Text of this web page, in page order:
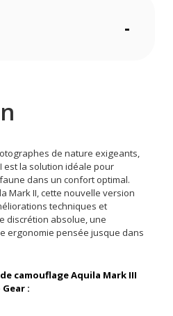
-
de nature exigeants,
est la solution idéale pour
dans un confort optimal.
Mark II, cette nouvelle version
techniques et
discrétion absolue, une
ergonomie pensée jusque dans
camouflage Aquila Mark III
: